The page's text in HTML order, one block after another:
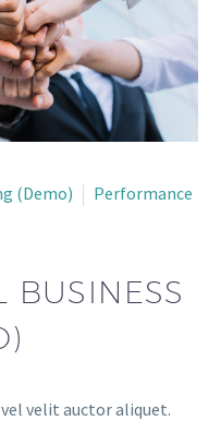
(Demo)
Performance
BUSINESS
velit auctor aliquet.